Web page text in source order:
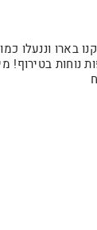
בארו וננעלו
נוחות בטירוף!